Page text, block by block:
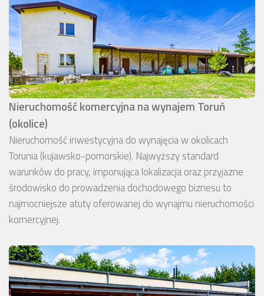
Nieruchomość komercyjna na wynajem Toruń
(okolice)
Nieruchomość inwestycyjna do wynajęcia w okolicach
Torunia (kujawsko-pomorskie). Najwyższy standard
warunków do pracy, imponująca lokalizacja oraz przyjazne
środowisko do prowadzenia dochodowego biznesu to
najmocniejsze atuty oferowanej do wynajmu nieruchomości
komercyjnej.